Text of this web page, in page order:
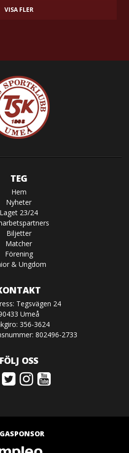
VISA FLER
TEG
Hem
Nyheter
Laget 23/24
Biljetter
Matcher
Förening
& Ungdom
Tegsvägen 24
Umeå
356-3624
802496-2733
FÖLJ OSS